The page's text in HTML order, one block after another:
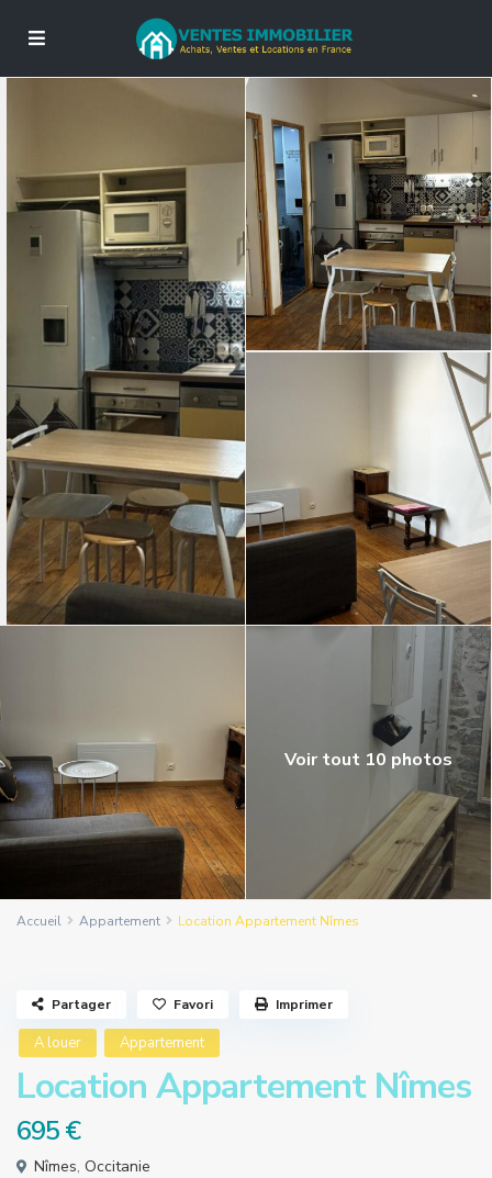
Voir tout 10 photos
Accueil Appartement Location Appartement Nîmes
A louer Appartement
Location Appartement Nîmes
695 €
Nîmes, Occitanie
Partager Favori Imprimer